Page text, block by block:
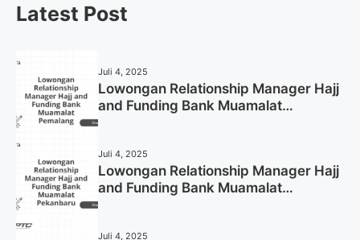
Latest Post
Juli 4, 2025
Lowongan Relationship Manager Hajj
and Funding Bank Muamalat
Juli 4, 2025
Lowongan Relationship Manager Hajj
and Funding Bank Muamalat
Juli 4, 2025